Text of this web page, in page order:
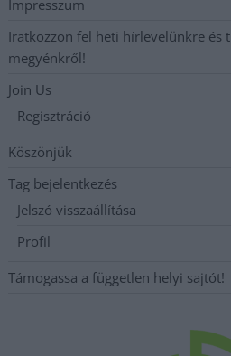
Impresszum
Iratkozzon fel heti hírlevelünkre és
megyénkről!
Join Us
Regisztráció
Köszönjük
Tag bejelentkezés
Jelszó visszaállítása
Profil
Támogassa a független helyi sajtót!